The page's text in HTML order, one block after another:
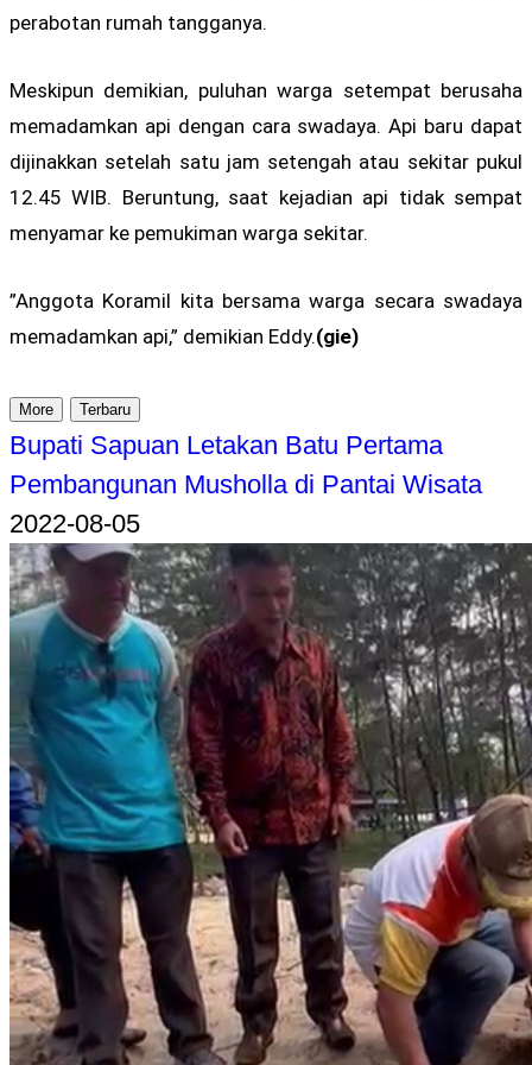
perabotan rumah tangganya.
Meskipun demikian, puluhan warga setempat berusaha
memadamkan api dengan cara swadaya. Api baru dapat
dijinakkan setelah satu jam setengah atau sekitar pukul
12.45 WIB. Beruntung, saat kejadian api tidak sempat
menyamar ke pemukiman warga sekitar.
”Anggota Koramil kita bersama warga secara swadaya
memadamkan api,” demikian Eddy.(gie)
More Terbaru
Bupati Sapuan Letakan Batu Pertama
Pembangunan Musholla di Pantai Wisata
2022-08-05